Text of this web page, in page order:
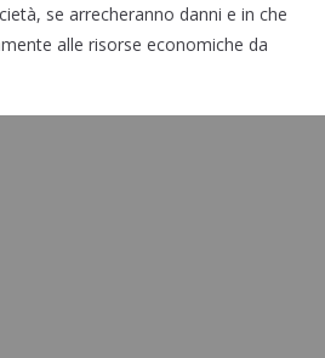
se arrecheranno danni e in che
alle risorse economiche da